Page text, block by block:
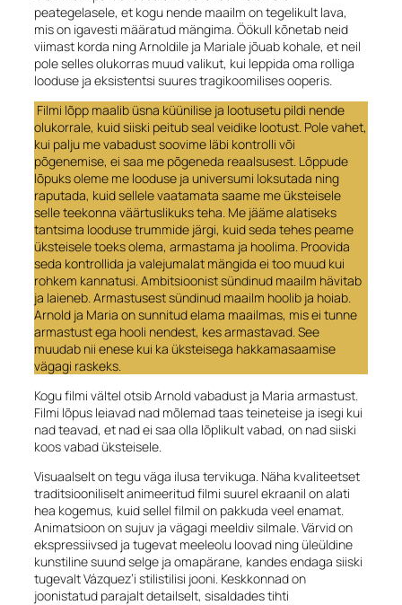
peategelasele, et kogu nende maailm on tegelikult lava,
mis on igavesti määratud mängima. Öökull kõnetab neid
viimast korda ning Arnoldile ja Mariale jõuab kohale, et neil
pole selles olukorras muud valikut, kui leppida oma rolliga
looduse ja eksistentsi suures tragikoomilises ooperis.
Filmi lõpp maalib üsna küünilise ja lootusetu pildi nende
olukorrale, kuid siiski peitub seal veidike lootust. Pole vahet,
kui palju me vabadust soovime läbi kontrolli või
põgenemise, ei saa me põgeneda reaalsusest. Lõppude
lõpuks oleme me looduse ja universumi loksutada ning
raputada, kuid sellele vaatamata saame me üksteisele
selle teekonna väärtuslikuks teha. Me jääme alatiseks
tantsima looduse trummide järgi, kuid seda tehes peame
üksteisele toeks olema, armastama ja hoolima. Proovida
seda kontrollida ja valejumalat mängida ei too muud kui
rohkem kannatusi. Ambitsioonist sündinud maailm hävitab
ja laieneb. Armastusest sündinud maailm hoolib ja hoiab.
Arnold ja Maria on sunnitud elama maailmas, mis ei tunne
armastust ega hooli nendest, kes armastavad. See
muudab nii enese kui ka üksteisega hakkamasaamise
vägagi raskeks.
Kogu filmi vältel otsib Arnold vabadust ja Maria armastust.
Filmi lõpus leiavad nad mõlemad taas teineteise ja isegi kui
nad teavad, et nad ei saa olla lõplikult vabad, on nad siiski
koos vabad üksteisele.
Visuaalselt on tegu väga ilusa tervikuga. Näha kvaliteetset
traditsiooniliselt animeeritud filmi suurel ekraanil on alati
hea kogemus, kuid sellel filmil on pakkuda veel enamat.
Animatsioon on sujuv ja vägagi meeldiv silmale. Värvid on
ekspressiivsed ja tugevat meeleolu loovad ning üleüldine
kunstiline suund selge ja omapärane, kandes endaga siiski
tugevalt Vázquez’i stilistilisi jooni. Keskkonnad on
joonistatud parajalt detailselt, sisaldades tihti